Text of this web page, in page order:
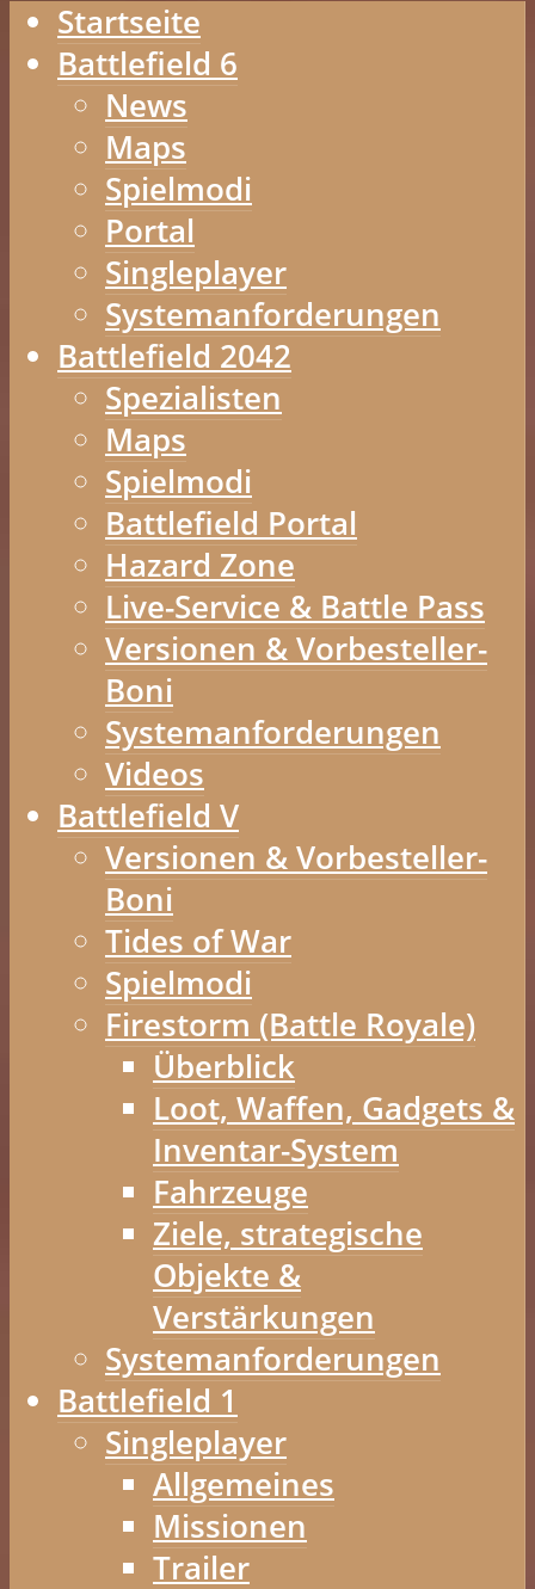
Startseite
Battlefield 6
News
Maps
Spielmodi
Portal
Singleplayer
Systemanforderungen
Battlefield 2042
Spezialisten
Maps
Spielmodi
Battlefield Portal
Hazard Zone
Live-Service & Battle Pass
Versionen & Vorbesteller-
Boni
Systemanforderungen
Videos
Battlefield V
Versionen & Vorbesteller-
Boni
Tides of War
Spielmodi
Firestorm (Battle Royale)
Überblick
Loot, Waffen, Gadgets &
Inventar-System
Fahrzeuge
Ziele, strategische
Objekte &
Verstärkungen
Systemanforderungen
Battlefield 1
Singleplayer
Allgemeines
Missionen
Trailer